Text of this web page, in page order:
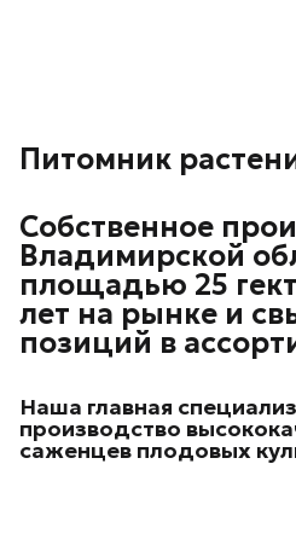
Питомник
Собственное
Владимирской
площадью 25
лет на рынке и
позиций в
Наша главная
производство
саженцев плодовых